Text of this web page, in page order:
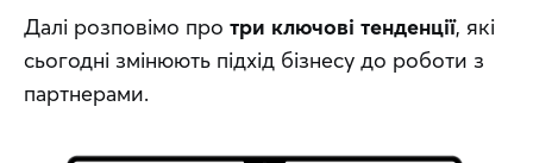
Далі розповімо про три ключові тенденції, які
сьогодні змінюють підхід бізнесу до роботи з
партнерами.